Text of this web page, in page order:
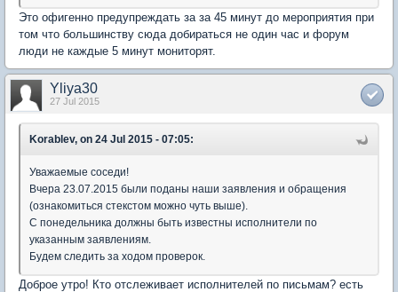
Это офигенно предупреждать за за 45 минут до мероприятия при
том что большинству сюда добираться не один час и форум
люди не каждые 5 минут мониторят.
Yliya30
27 Jul 2015
Korablev, on 24 Jul 2015 - 07:05:
Уважаемые соседи!
Вчера 23.07.2015 были поданы наши заявления и обращения
(ознакомиться стекстом можно чуть выше).
С понедельника должны быть известны исполнители по
указанным заявлениям.
Будем следить за ходом проверок.
Доброе утро! Кто отслеживает исполнителей по письмам? есть